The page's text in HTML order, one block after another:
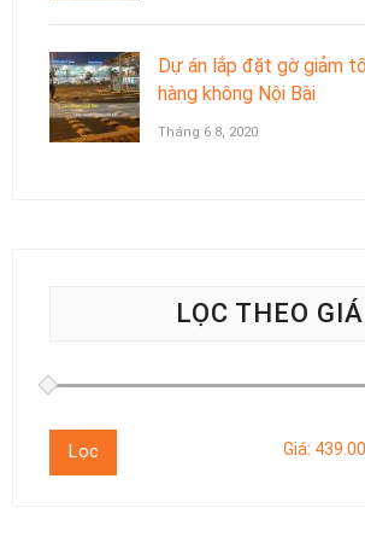
Dự án lắp đặt gờ giảm
hàng không Nội Bài
Tháng 6 8, 2020
LỌC THEO GIÁ
Lọc Giá: